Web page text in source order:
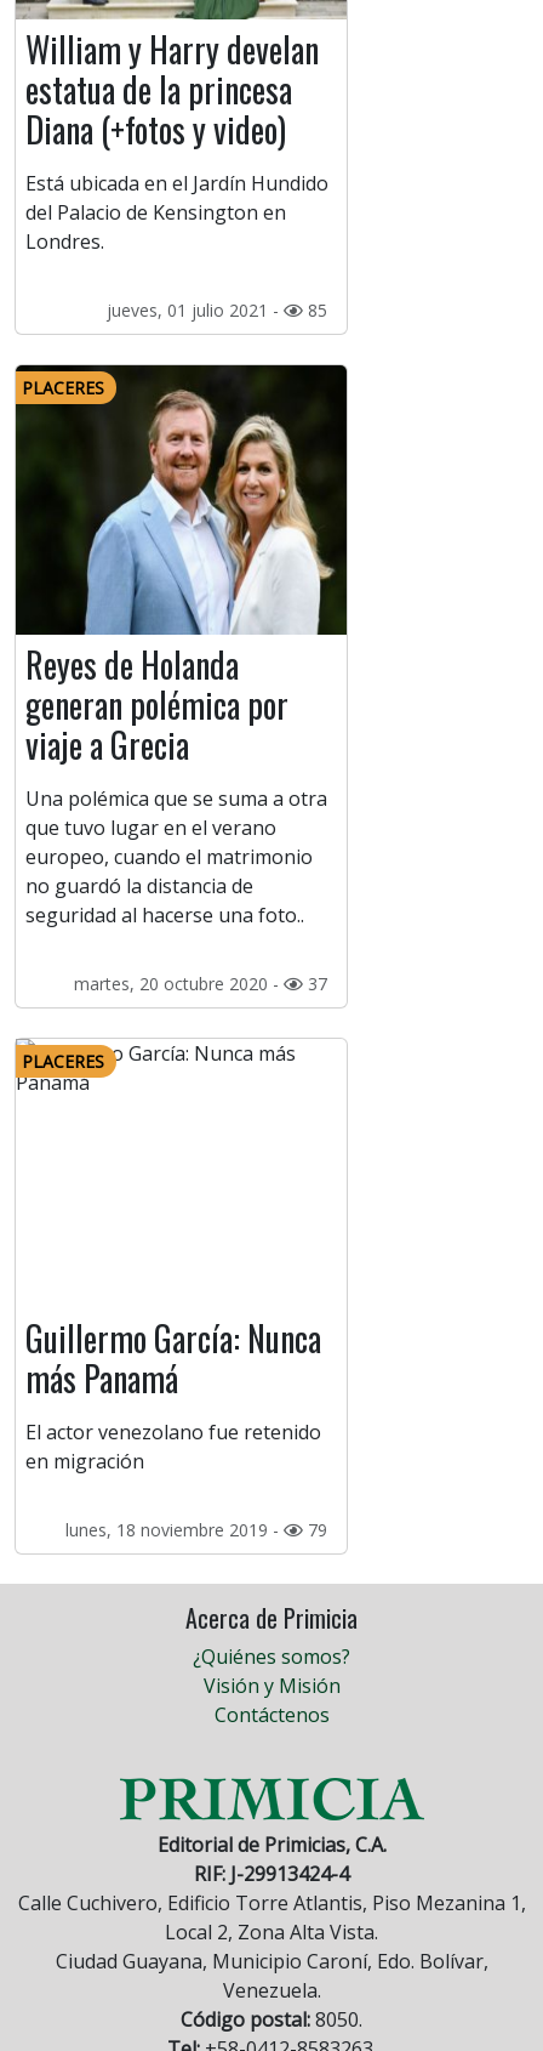
William y Harry develan
estatua de la princesa
Diana (+fotos y video)
Está ubicada en el Jardín Hundido
del Palacio de Kensington en
Londres.
jueves, 01 julio 2021 - 85
PLACERES
Reyes de Holanda
generan polémica por
viaje a Grecia
Una polémica que se suma a otra
que tuvo lugar en el verano
europeo, cuando el matrimonio
no guardó la distancia de
seguridad al hacerse una foto..
martes, 20 octubre 2020 - 37
PLACERES
Guillermo García: Nunca
más Panamá
El actor venezolano fue retenido
en migración
lunes, 18 noviembre 2019 - 79
Acerca de Primicia
¿Quiénes somos?
Visión y Misión
Contáctenos
Editorial de Primicias, C.A.
RIF: J-29913424-4
Calle Cuchivero, Edificio Torre Atlantis, Piso Mezanina 1,
Local 2, Zona Alta Vista.
Ciudad Guayana, Municipio Caroní, Edo. Bolívar,
Venezuela.
Código postal:8050.